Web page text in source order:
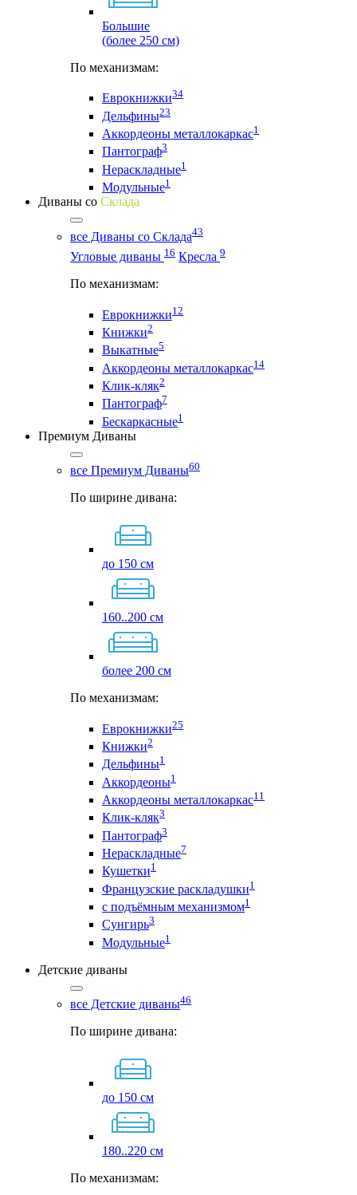
Большие
(более 250 см)
По механизмам:
Еврокнижки34
Дельфины23
Аккордеоны металлокаркас1
Пантограф3
Нераскладные1
Модульные1
Диваны со Склада
все Диваны со Склада43
Угловые диваны 16 Кресла 9
По механизмам:
Еврокнижки12
Книжки2
Выкатные5
Аккордеоны металлокаркас14
Клик-кляк2
Пантограф7
Бескаркасные1
Премиум Диваны
все Премиум Диваны60
По ширине дивана:
до 150 см
160..200 см
более 200 см
По механизмам:
Еврокнижки25
Книжки2
Дельфины1
Аккордеоны1
Аккордеоны металлокаркас11
Клик-кляк3
Пантограф3
Нераскладные7
Кушетки1
Французские раскладушки1
с подъёмным механизмом1
Сунгирь3
Модульные1
Детские диваны
все Детские диваны46
По ширине дивана:
до 150 см
180..220 см
По механизмам: